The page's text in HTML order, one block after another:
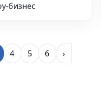
бизнес
4 5 6 ›